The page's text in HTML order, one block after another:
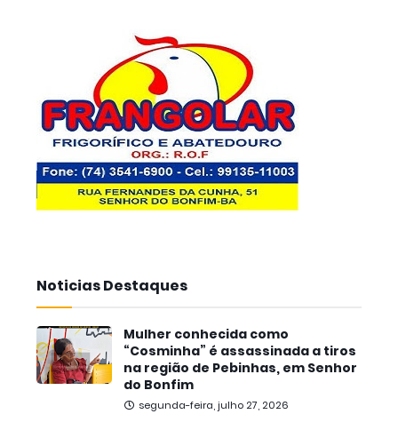
Noticias Destaques
Mulher conhecida como
“Cosminha” é assassinada a tiros
na região de Pebinhas, em Senhor
do Bonfim
segunda-feira, julho 27, 2026